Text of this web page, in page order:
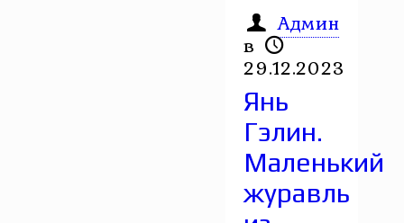
Админ
в
29.12.2023
Янь
Гэлин.
Маленький
журавль